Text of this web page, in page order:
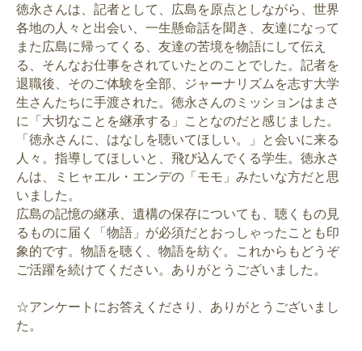
徳永さんは、記者として、広島を原点としながら、世界
各地の人々と出会い、一生懸命話を聞き、友達になって
また広島に帰ってくる、友達の苦境を物語にして伝え
る、そんなお仕事をされていたとのことでした。記者を
退職後、そのご体験を全部、ジャーナリズムを志す大学
生さんたちに手渡された。徳永さんのミッションはまさ
に「大切なことを継承する」ことなのだと感じました。
「徳永さんに、はなしを聴いてほしい。」と会いに来る
人々。指導してほしいと、飛び込んでくる学生。徳永さ
んは、ミヒャエル・エンデの「モモ」みたいな方だと思
いました。
広島の記憶の継承、遺構の保存についても、聴くもの見
るものに届く「物語」が必須だとおっしゃったことも印
象的です。物語を聴く、物語を紡ぐ。これからもどうぞ
ご活躍を続けてください。ありがとうございました。
☆アンケートにお答えくださり、ありがとうございまし
た。